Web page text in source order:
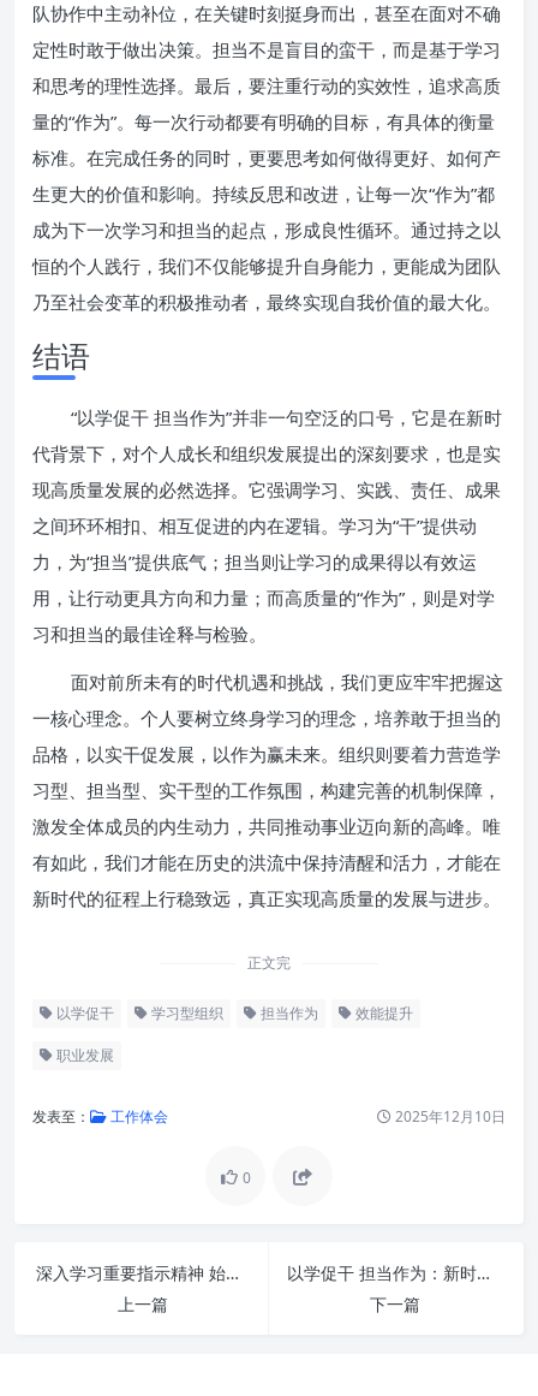
队协作中主动补位，在关键时刻挺身而出，甚至在面对不确
定性时敢于做出决策。担当不是盲目的蛮干，而是基于学习
和思考的理性选择。最后，要注重行动的实效性，追求高质
量的“作为”。每一次行动都要有明确的目标，有具体的衡量
标准。在完成任务的同时，更要思考如何做得更好、如何产
生更大的价值和影响。持续反思和改进，让每一次“作为”都
成为下一次学习和担当的起点，形成良性循环。通过持之以
恒的个人践行，我们不仅能够提升自身能力，更能成为团队
乃至社会变革的积极推动者，最终实现自我价值的最大化。
结语
“以学促干 担当作为”并非一句空泛的口号，它是在新时
代背景下，对个人成长和组织发展提出的深刻要求，也是实
现高质量发展的必然选择。它强调学习、实践、责任、成果
之间环环相扣、相互促进的内在逻辑。学习为“干”提供动
力，为“担当”提供底气；担当则让学习的成果得以有效运
用，让行动更具方向和力量；而高质量的“作为”，则是对学
习和担当的最佳诠释与检验。
面对前所未有的时代机遇和挑战，我们更应牢牢把握这
一核心理念。个人要树立终身学习的理念，培养敢于担当的
品格，以实干促发展，以作为赢未来。组织则要着力营造学
习型、担当型、实干型的工作氛围，构建完善的机制保障，
激发全体成员的内生动力，共同推动事业迈向新的高峰。唯
有如此，我们才能在历史的洪流中保持清醒和活力，才能在
新时代的征程上行稳致远，真正实现高质量的发展与进步。
正文完
以学促干 学习型组织 担当作为 效能提升
职业发展
发表至： 工作体会 2025年12月10日
0
深入学习重要指示精神 始终感恩奋进一流标准——迈向新时代高质量发展的新篇章
上一篇
以学促干 担当作为：新时代奋斗者的成长密码与实践路径
下一篇